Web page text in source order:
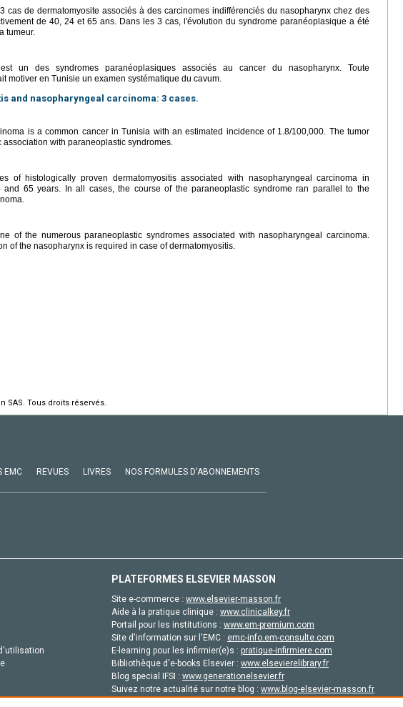
cas de dermatomyosite associés à des carcinomes indifférenciés du nasopharynx chez des
de 40, 24 et 65 ans. Dans les 3 cas, l'évolution du syndrome paranéoplasique a été
tumeur.
un des syndromes paranéoplasiques associés au cancer du nasopharynx. Toute
motiver en Tunisie un examen systématique du cavum.
and nasopharyngeal carcinoma: 3 cases.
is a common cancer in Tunisia with an estimated incidence of 1.8/100,000. The tumor
association with paraneoplastic syndromes.
of histologically proven dermatomyositis associated with nasopharyngeal carcinoma in
and 65 years. In all cases, the course of the paraneoplastic syndrome ran parallel to the
of the numerous paraneoplastic syndromes associated with nasopharyngeal carcinoma.
of the nasopharynx is required in case of dermatomyositis.
SAS. Tous droits réservés.
EMC REVUES LIVRES NOS FORMULES D'ABONNEMENTS
PLATEFORMES ELSEVIER MASSON
Site e-commerce : www.elsevier-masson.fr
Aide à la pratique clinique : www.clinicalkey.fr
Portail pour les institutions : www.em-premium.com
Site d'information sur l'EMC : emc-info.em-consulte.com
E-learning pour les infirmier(e)s : pratique-infirmiere.com
Bibliothèque d'e-books Elsevier : www.elsevierelibrary.fr
Blog special IFSI : www.generationelsevier.fr
Suivez notre actualité sur notre blog : www.blog-elsevier-masson.fr